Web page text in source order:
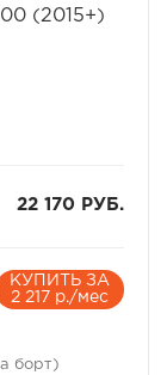
(2015+)
22 170 РУБ.
КУПИТЬ ЗА
2 217 р./мес
борт)